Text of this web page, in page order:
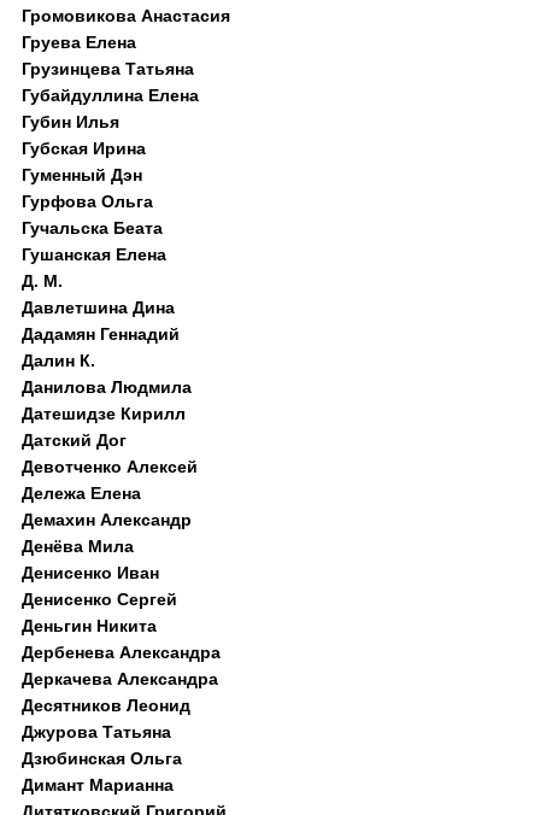
Громовикова Анастасия
Груева Елена
Грузинцева Татьяна
Губайдуллина Елена
Губин Илья
Губская Ирина
Гуменный Дэн
Гурфова Ольга
Гучальска Беата
Гушанская Елена
Д. M.
Давлетшина Дина
Дадамян Геннадий
Далин К.
Данилова Людмила
Датешидзе Кирилл
Датский Дог
Девотченко Алексей
Дележа Елена
Демахин Александр
Денёва Мила
Денисенко Иван
Денисенко Сергей
Деньгин Никита
Дербенева Александра
Деркачева Александра
Десятников Леонид
Джурова Татьяна
Дзюбинская Ольга
Димант Марианна